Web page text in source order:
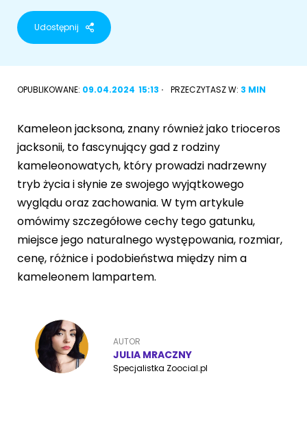
Akcesoria dla psa
Golden retriever
Buldog francuski
Owczarek niemiecki
Wyszukiwarka ras psów
ZoociaLove News
RASY KOTÓW
Kot syberyjski
Kot perski
Kot rosyjski niebieski
Udostępnij
OPUBLIKOWANE: 09.04.2024 15:13 PRZECZYTASZ W: 3 MIN
Kameleon jacksona, znany również jako trioceros
jacksonii, to fascynujący gad z rodziny
kameleonowatych, który prowadzi nadrzewny
tryb życia i słynie ze swojego wyjątkowego
wyglądu oraz zachowania. W tym artykule
omówimy szczegółowe cechy tego gatunku,
miejsce jego naturalnego występowania, rozmiar,
cenę, różnice i podobieństwa między nim a
kameleonem lampartem.
AUTOR
JULIA MRACZNY
Specjalistka Zoocial.pl